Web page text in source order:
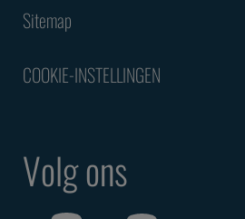
Sitemap
COOKIE-INSTELLINGEN
Volg ons